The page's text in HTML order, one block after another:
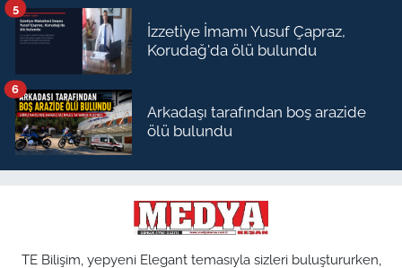
İzzetiye İmamı Yusuf Çapraz,
Korudağ'da ölü bulundu
5
Arkadaşı tarafından boş arazide
ölü bulundu
6
TE Bilişim, yepyeni Elegant temasıyla sizleri buluştururken,